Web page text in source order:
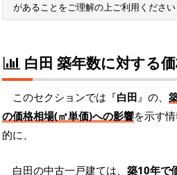
があることをご理解の上ご利用ください
白田 築年数に対する
このセクションでは『白田』の、
の価格相場(㎡単価)への影響を示す
的に、
白田の中古一戸建ては、 築10年で